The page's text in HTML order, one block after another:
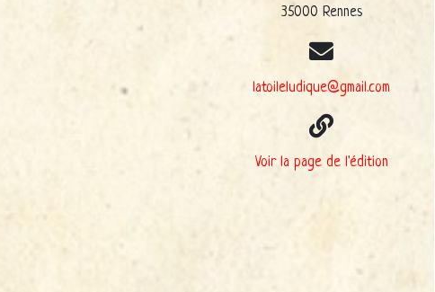
35000 Rennes
latoileludique@gmail.com
Voir la page de l'édition